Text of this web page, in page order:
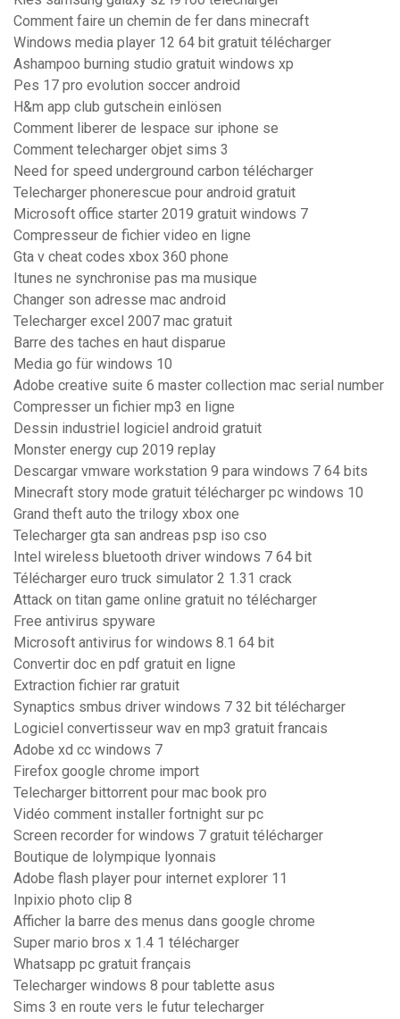
Comment faire un chemin de fer dans minecraft
Windows media player 12 64 bit gratuit télécharger
Ashampoo burning studio gratuit windows xp
Pes 17 pro evolution soccer android
H&m app club gutschein einlösen
Comment liberer de lespace sur iphone se
Comment telecharger objet sims 3
Need for speed underground carbon télécharger
Telecharger phonerescue pour android gratuit
Microsoft office starter 2019 gratuit windows 7
Compresseur de fichier video en ligne
Gta v cheat codes xbox 360 phone
Itunes ne synchronise pas ma musique
Changer son adresse mac android
Telecharger excel 2007 mac gratuit
Barre des taches en haut disparue
Media go für windows 10
Adobe creative suite 6 master collection mac serial number
Compresser un fichier mp3 en ligne
Dessin industriel logiciel android gratuit
Monster energy cup 2019 replay
Descargar vmware workstation 9 para windows 7 64 bits
Minecraft story mode gratuit télécharger pc windows 10
Grand theft auto the trilogy xbox one
Telecharger gta san andreas psp iso cso
Intel wireless bluetooth driver windows 7 64 bit
Télécharger euro truck simulator 2 1.31 crack
Attack on titan game online gratuit no télécharger
Free antivirus spyware
Microsoft antivirus for windows 8.1 64 bit
Convertir doc en pdf gratuit en ligne
Extraction fichier rar gratuit
Synaptics smbus driver windows 7 32 bit télécharger
Logiciel convertisseur wav en mp3 gratuit francais
Adobe xd cc windows 7
Firefox google chrome import
Telecharger bittorrent pour mac book pro
Vidéo comment installer fortnight sur pc
Screen recorder for windows 7 gratuit télécharger
Boutique de lolympique lyonnais
Adobe flash player pour internet explorer 11
Inpixio photo clip 8
Afficher la barre des menus dans google chrome
Super mario bros x 1.4 1 télécharger
Whatsapp pc gratuit français
Telecharger windows 8 pour tablette asus
Sims 3 en route vers le futur telecharger